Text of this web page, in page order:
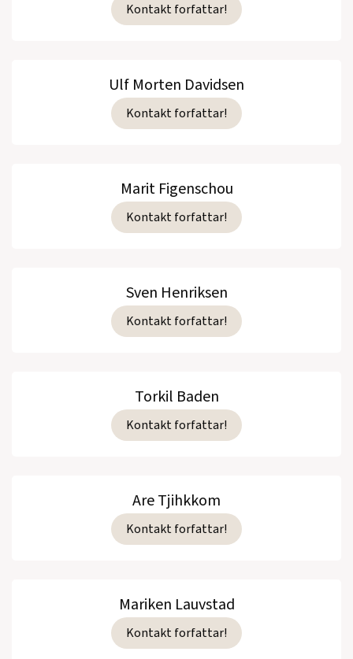
Kontakt forfattar!
Ulf Morten Davidsen
Kontakt forfattar!
Marit Figenschou
Kontakt forfattar!
Sven Henriksen
Kontakt forfattar!
Torkil Baden
Kontakt forfattar!
Are Tjihkkom
Kontakt forfattar!
Mariken Lauvstad
Kontakt forfattar!